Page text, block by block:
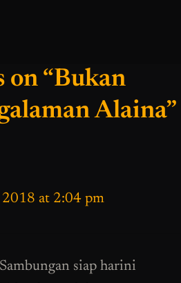
on “Bukan
Alaina”
at 2:04 pm
siap harini